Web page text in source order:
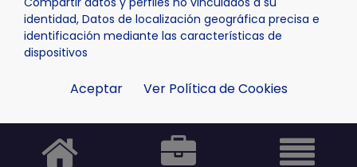
identidad, Datos de localización geográfica precisa e
identificación mediante las características de
dispositivos
Aceptar Ver Política de Cookies